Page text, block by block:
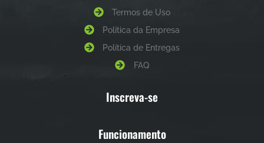
Termos de Uso
Política da Empresa
Política de Entregas
FAQ
Inscreva-se
Funcionamento